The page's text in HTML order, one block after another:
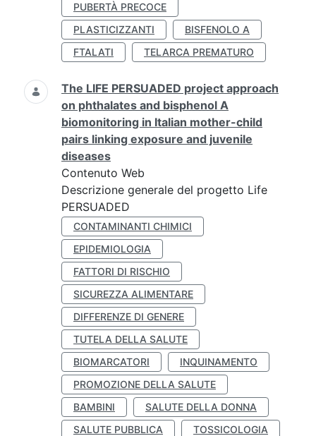
PUBERTÀ PRECOCE
PLASTICIZZANTI
BISFENOLO A
FTALATI
TELARCA PREMATURO
The LIFE PERSUADED project approach
on phthalates and bisphenol A
biomonitoring in Italian mother-child
pairs linking exposure and juvenile
diseases
Contenuto Web
Descrizione generale del progetto Life
PERSUADED
CONTAMINANTI CHIMICI
EPIDEMIOLOGIA
FATTORI DI RISCHIO
SICUREZZA ALIMENTARE
DIFFERENZE DI GENERE
TUTELA DELLA SALUTE
BIOMARCATORI
INQUINAMENTO
PROMOZIONE DELLA SALUTE
BAMBINI
SALUTE DELLA DONNA
SALUTE PUBBLICA
TOSSICOLOGIA